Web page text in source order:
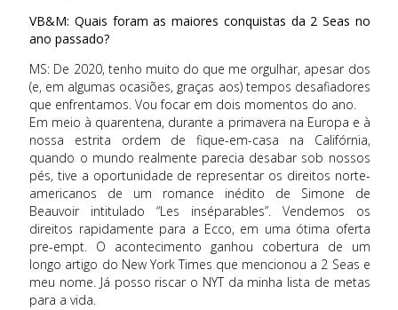
VB&M: Quais foram as maiores conquistas da 2 Seas no
ano passado?
MS: De 2020, tenho muito do que me orgulhar, apesar dos
(e, em algumas ocasiões, graças aos) tempos desafiadores
que enfrentamos. Vou focar em dois momentos do ano.
Em meio à quarentena, durante a primavera na Europa e à
nossa estrita ordem de fique-em-casa na Califórnia,
quando o mundo realmente parecia desabar sob nossos
pés, tive a oportunidade de representar os direitos norte-
americanos de um romance inédito de Simone de
Beauvoir intitulado “Les inséparables”. Vendemos os
direitos rapidamente para a Ecco, em uma ótima oferta
pre-empt. O acontecimento ganhou cobertura de um
longo artigo do New York Times que mencionou a 2 Seas e
meu nome. Já posso riscar o NYT da minha lista de metas
para a vida.